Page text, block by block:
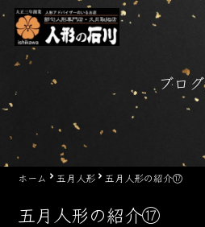
Skip
content
ブログ
ホーム 五月人形 五月人形の紹介⑰
五月人形の紹介⑰